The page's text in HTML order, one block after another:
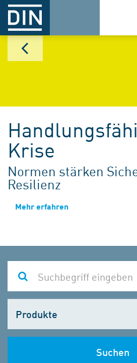
Krise
Normen stärken
Resilienz
Mehr erfahren
wählen
Suchen